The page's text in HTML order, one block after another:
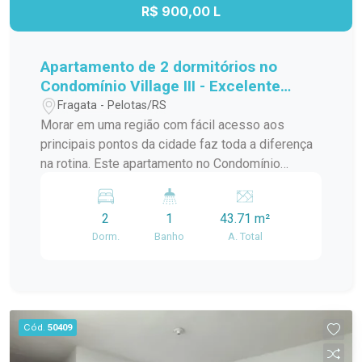
localização privilegiada e um imóvel com
R$ 900,00 L
Apartamento de 2 dormitórios no
Condomínio Village III - Excelente
localização na Avenida Duque de
Caxias
Fragata - Pelotas/RS
Morar em uma região com fácil acesso aos
principais pontos da cidade faz toda a diferença
na rotina. Este apartamento no Condomínio
localização estratégica, sendo uma excelente
opção para quem busca qualidade de vida,
mobilidade e conveniência em um dos endereços
precisa no dia a dia. Fica próximo à FAMED, com
fácil acesso à Rodoviária, além de contar com
mercados, farmácias, transporte público e uma
2
Dorm.
1
Banho
43.71 m²
A. Total
Cód. 50409